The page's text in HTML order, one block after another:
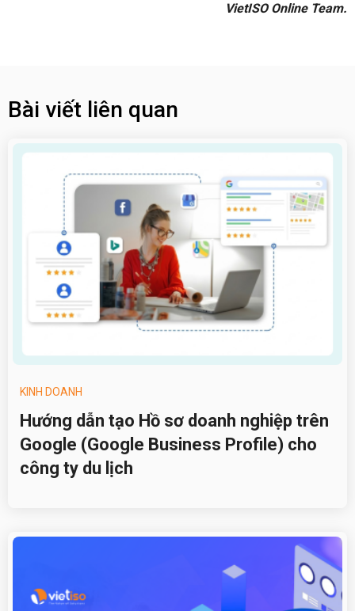
VietISO Online Team.
Bài viết liên quan
KINH DOANH
Hướng dẫn tạo Hồ sơ doanh nghiệp trên
Google (Google Business Profile) cho
công ty du lịch